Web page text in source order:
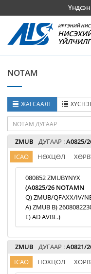
ИРГЭНИЙ
NOTAM
ЖАГСААЛТ
ZMUB ДУГААР :A0825/
ICAO НӨХЦӨЛ
080852 ZMUBYNYX
(A0825/26 NOTAMN
Q) ZMUB/QFAXX/IV/
A) ZMUB B)
E) AD AVBL.)
ZMUB ДУГААР :A0821/
ICAO НӨХЦӨЛ